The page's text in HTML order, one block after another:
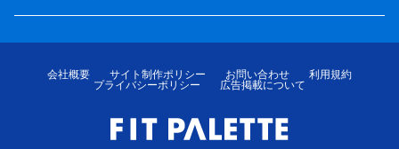
会社概要 サイト制作ポリシー お問い合わせ
利用規約
プライバシーポリシー
広告掲載について